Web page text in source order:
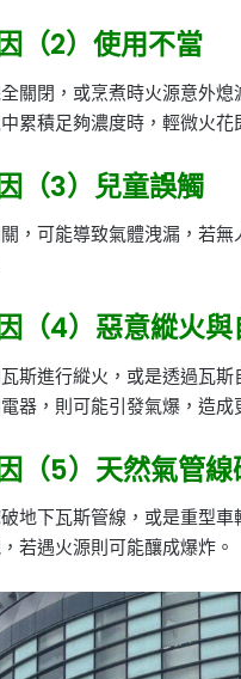
（2）使用不當
關閉，或烹煮時火源意外熄
累積足夠濃度時，輕微火花
（3）兒童誤觸
，可能導致氣體洩漏，若無
（4）惡意縱火
斯進行縱火，或是透過瓦斯
器，則可能引發氣爆，造成
（5）天然氣管線
地下瓦斯管線，或是重型車
若遇火源則可能釀成爆炸。